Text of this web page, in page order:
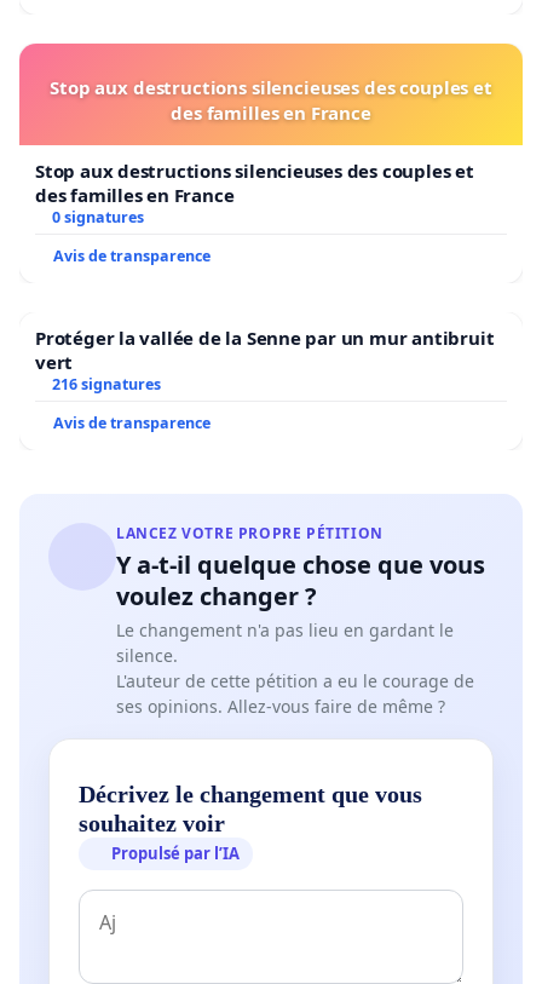
Stop aux destructions silencieuses des couples et
des familles en France
Stop aux destructions silencieuses des couples et
des familles en France
0 signatures
Avis de transparence
Protéger la vallée de la Senne par un mur antibruit
vert
216 signatures
Avis de transparence
LANCEZ VOTRE PROPRE PÉTITION
Y a-t-il quelque chose que vous
voulez changer ?
Le changement n'a pas lieu en gardant le
silence.
L'auteur de cette pétition a eu le courage de
ses opinions. Allez-vous faire de même ?
Décrivez le changement que vous
souhaitez voir
Propulsé par l’IA